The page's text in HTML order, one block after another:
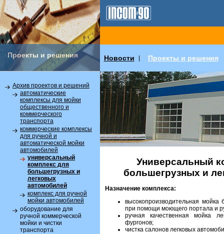
Проекты и решения Новости Проекты и решения
Архив проектов и решений
автоматические
комплексы для мойки
общественного и
коммерческого
транспорта
коммерческие комплексы
для ручной и
автоматической мойки
автомобилей
универсальный
комплекс для
большегрузных и
легковых
автомобилей
комплекс для ручной
мойки автомобилей
оборудование для
ручной коммерческой
мойки и чистки
транспорта
Универсальный
большегрузных и
Назначение комплекса:
высокопроизводительная мойка
при помощи моющего портала и
ручная качественная мойка
фургонов;
чистка салонов легковых